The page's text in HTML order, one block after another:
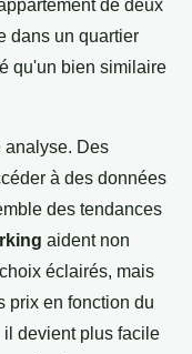
de deux
dans un quartier
qu'un bien similaire
analyse. Des
à des données
des tendances
aident non
éclairés, mais
prix en fonction du
il devient plus facile